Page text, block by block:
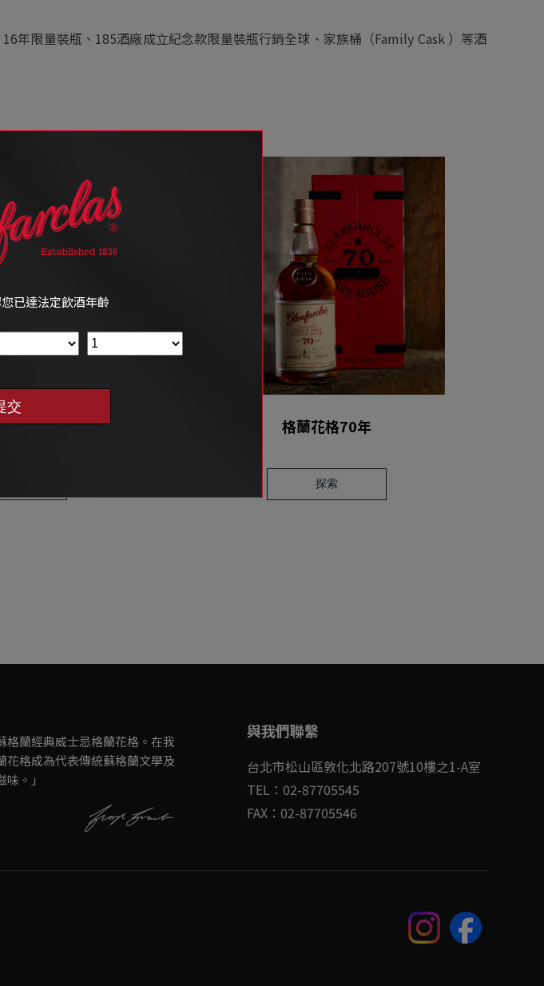
已達法定飲酒年齡
交
年限量裝瓶、185酒廠成立紀念款限量裝瓶行銷全球、家族桶（Family Cask ）等酒
格50年 格蘭花格70年
探索
格蘭經典威士忌格蘭花格。在我
格成為代表傳統蘇格蘭文學及
。」
與我們聯繫
台北市松山區敦化北路207號10樓之1-A室
TEL：02-87705545
FAX：02-87705546